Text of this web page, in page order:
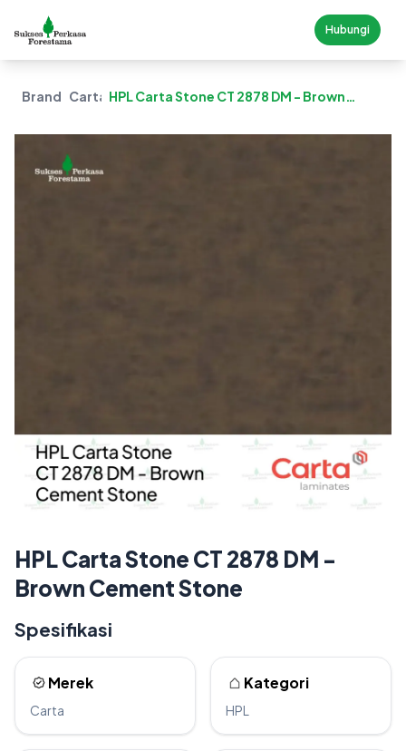
Hubungi
Brand Carta HPL Carta Stone CT 2878 DM - Brown
HPL Carta Stone CT 2878 DM -
Brown Cement Stone
Spesifikasi
Merek
Carta
Kategori
HPL